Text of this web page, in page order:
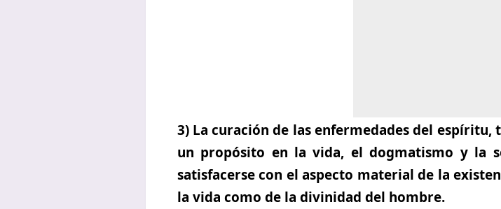
3) La curación de las enfermedades del
un propósito en la vida, el dogmatismo y la
satisfacerse con el aspecto material de la
la vida como de la divinidad del hombre.